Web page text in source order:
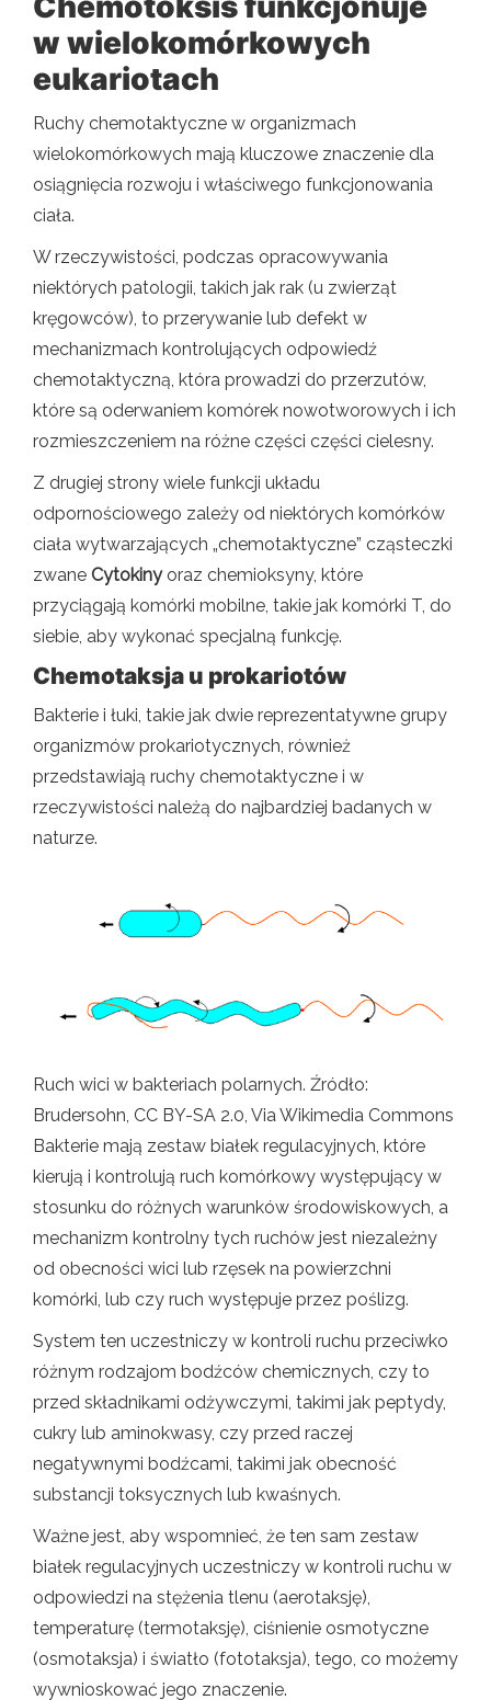
w wielokomórkowych
eukariotach
Ruchy chemotaktyczne w organizmach
wielokomórkowych mają kluczowe znaczenie dla
osiągnięcia rozwoju i właściwego funkcjonowania
ciała.
W rzeczywistości, podczas opracowywania
niektórych patologii, takich jak rak (u zwierząt
kręgowców), to przerywanie lub defekt w
mechanizmach kontrolujących odpowiedź
chemotaktyczną, która prowadzi do przerzutów,
które są oderwaniem komórek nowotworowych i ich
rozmieszczeniem na różne części części cielesny.
Z drugiej strony wiele funkcji układu
odpornościowego zależy od niektórych komórków
ciała wytwarzających „chemotaktyczne” cząsteczki
zwane Cytokinyoraz chemioksyny, które
przyciągają komórki mobilne, takie jak komórki T, do
siebie, aby wykonać specjalną funkcję.
Chemotaksja u prokariotów
Bakterie i łuki, takie jak dwie reprezentatywne grupy
organizmów prokariotycznych, również
przedstawiają ruchy chemotaktyczne i w
rzeczywistości należą do najbardziej badanych w
naturze.
Ruch wici w bakteriach polarnych. Źródło:
Brudersohn, CC BY-SA 2.0, Via Wikimedia Commons
Bakterie mają zestaw białek regulacyjnych, które
kierują i kontrolują ruch komórkowy występujący w
stosunku do różnych warunków środowiskowych, a
mechanizm kontrolny tych ruchów jest niezależny
od obecności wici lub rzęsek na powierzchni
komórki, lub czy ruch występuje przez poślizg.
System ten uczestniczy w kontroli ruchu przeciwko
różnym rodzajom bodźców chemicznych, czy to
przed składnikami odżywczymi, takimi jak peptydy,
cukry lub aminokwasy, czy przed raczej
negatywnymi bodźcami, takimi jak obecność
substancji toksycznych lub kwaśnych.
Ważne jest, aby wspomnieć, że ten sam zestaw
białek regulacyjnych uczestniczy w kontroli ruchu w
odpowiedzi na stężenia tlenu (aerotaksję),
temperaturę (termotaksję), ciśnienie osmotyczne
(osmotaksja) i światło (fototaksja), tego, co możemy
wywnioskować jego znaczenie.